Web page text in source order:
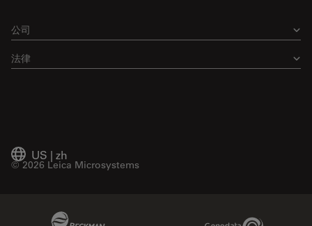
公司
法律
US | zh
© 2026 Leica Microsystems
Genedata Link